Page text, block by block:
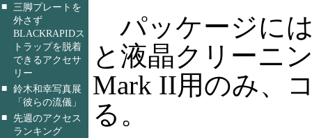
■ 三脚プレートを
外さず
BLACKRAPIDス
トラップを脱着
できるアクセサ
リー
■ 鈴木和幸写真展
「彼らの流儀」
■ 先週のアクセス
ランキング
パッケージに
と液晶クリーニ
Mark II用のみ、
る。